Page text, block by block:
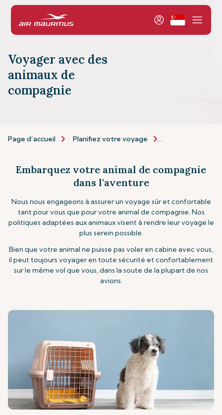
Voyager avec des
animaux de
compagnie
Page d’accueil Planifiez votre voyage
Embarquez votre animal de compagnie
dans l'aventure
Nous nous engageons à assurer un voyage sûr et confortable
tant pour vous que pour votre animal de compagnie. Nos
politiques adaptées aux animaux visent à rendre leur voyage le
plus serein possible.
Bien que votre animal ne puisse pas voler en cabine avec vous,
il peut toujours voyager en toute sécurité et confortablement
sur le même vol que vous, dans la soute de la plupart de nos
avions.